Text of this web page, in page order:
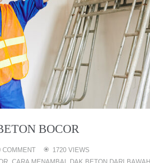
BOCOR
COMMENT
1720 VIEWS